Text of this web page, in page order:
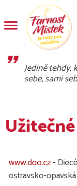
Jedině tehdy,
sebe, sami
www.doo.cz-
ostravsko-opavská